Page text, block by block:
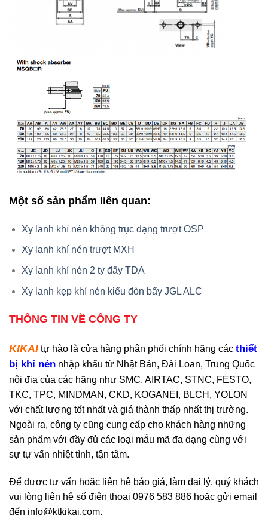
Một số sản phẩm liên quan:
Xy lanh khí nén không trục dạng trượt OSP
Xy lanh khí nén trượt MXH
Xy lanh khí nén 2 ty đẩy TDA
Xy lanh kẹp khí nén kiểu đòn bẩy JGL ALC
THÔNG TIN VỀ CÔNG TY
KIKAItự hào là cửa hàng phân phối chính hãng các thiết
bị khí nén nhập khẩu từ Nhật Bản, Đài Loan, Trung Quốc
nội địa của các hãng như SMC, AIRTAC, STNC, FESTO,
TKC, TPC, MINDMAN, CKD, KOGANEI, BLCH, YOLON
với chất lượng tốt nhất và giá thành thấp nhất thị trường.
Ngoài ra, công ty cũng cung cấp cho khách hàng những
sản phẩm với đầy đủ các loại mẫu mã đa dạng cùng với
sự tự vấn nhiệt tình, tận tâm.
Để được tư vấn hoặc liên hệ báo giá, làm đại lý, quý khách
vui lòng liên hệ số điện thoại 0976 583 886 hoặc gửi email
đến info@ktkikai.com.